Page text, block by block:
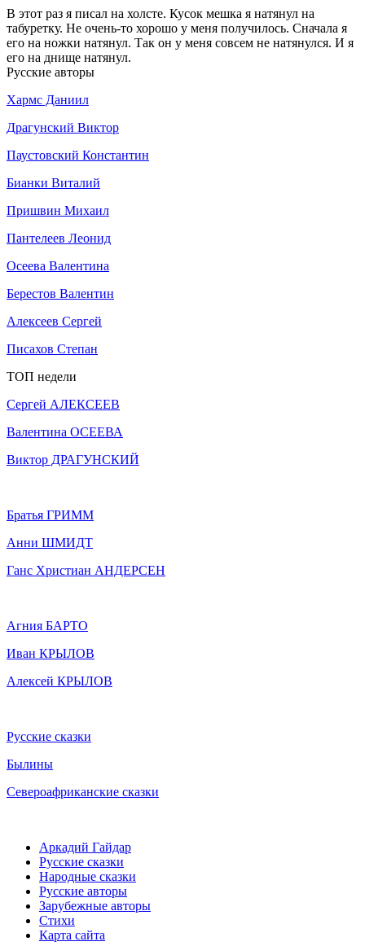
В этот раз я писал на холсте. Кусок мешка я натянул на
табуретку. Не очень-то хорошо у меня получилось. Сначала я
его на ножки натянул. Так он у меня совсем не натянулся. И я
его на днище натянул.
Русские авторы
Хармс Даниил
Драгунский Виктор
Паустовский Константин
Бианки Виталий
Пришвин Михаил
Пантелеев Леонид
Осеева Валентина
Берестов Валентин
Алексеев Сергей
Писахов Степан
ТОП недели
Сергей АЛЕКСЕЕВ
Валентина ОСЕЕВА
Виктор ДРАГУНСКИЙ
Братья ГРИММ
Анни ШМИДТ
Ганс Христиан АНДЕРСЕН
Агния БАРТО
Иван КРЫЛОВ
Алексей КРЫЛОВ
Русские сказки
Былины
Североафриканские сказки
Аркадий Гайдар
Русские сказки
Народные сказки
Русские авторы
Зарубежные авторы
Стихи
Карта сайта